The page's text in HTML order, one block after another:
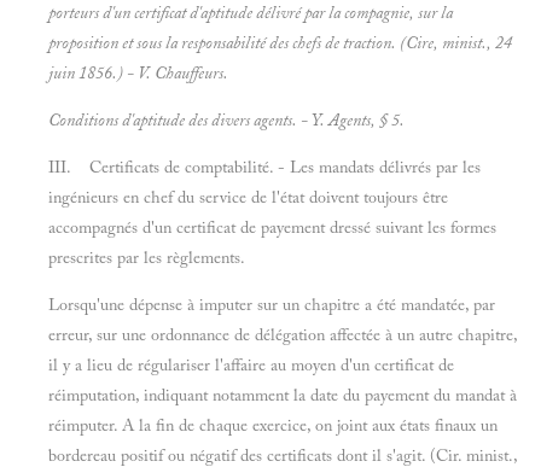
porteurs d'un certificat d'aptitude délivré par la compagnie, sur la
proposition et sous la responsabilité des chefs de traction. (Cire, minist., 24
juin 1856.) - V. Chauffeurs.
Conditions d'aptitude des divers agents. - Y.Agents, § 5.
III. Certificats de comptabilité. - Les mandats délivrés par les
ingénieurs en chef du service de l'état doivent toujours être
accompagnés d'un certificat de payement dressé suivant les formes
prescrites par les règlements.
Lorsqu'une dépense à imputer sur un chapitre a été mandatée, par
erreur, sur une ordonnance de délégation affectée à un autre chapitre,
il y a lieu de régulariser l'affaire au moyen d'un certificat de
réimputation, indiquant notamment la date du payement du mandat à
réimputer. A la fin de chaque exercice, on joint aux états finaux un
bordereau positif ou négatif des certificats dont il s'agit. (Cir. minist.,